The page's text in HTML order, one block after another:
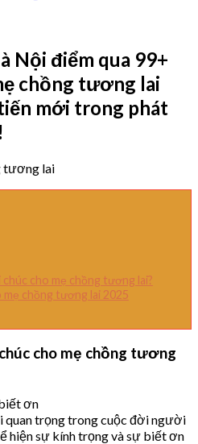
Nội điểm qua 99+
chồng tương lai
mới trong phát
chúc cho mẹ chồng tương lai?
mẹ chồng tương lai 2025
cho mẹ chồng tương
ơn
trọng trong cuộc đời người
hiện sự kính trọng và sự biết ơn